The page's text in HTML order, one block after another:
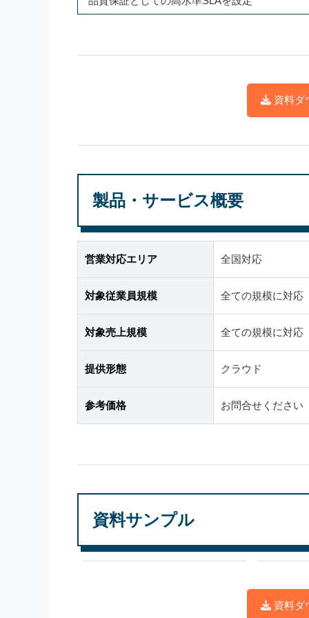
資料ダ
製品・サービス概要
営業対応エリア 全国対応
対象従業員規模 全ての規模に対応
対象売上規模 全ての規模に対応
提供形態 クラウド
参考価格 お問合せください
資料サンプル
資料ダ